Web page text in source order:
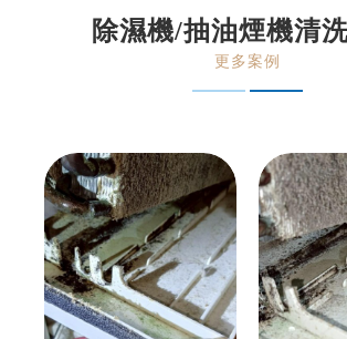
除濕機/抽油煙機清
更多案例